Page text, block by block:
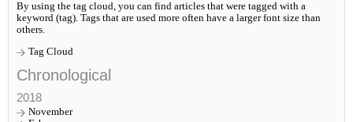
By using the tag cloud, you can find articles that were tagged with a
keyword (tag). Tags that are used more often have a larger font size than
others.
Tag Cloud
Chronological
2018
November